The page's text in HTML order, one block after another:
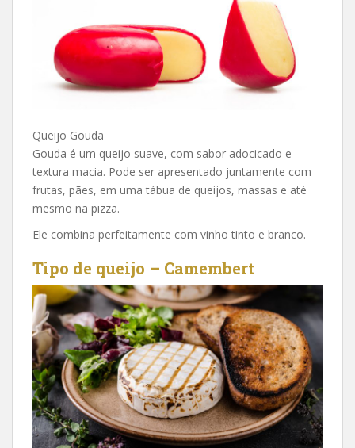
Queijo Gouda
Gouda é um queijo suave, com sabor adocicado e
textura macia. Pode ser apresentado juntamente com
frutas, pães, em uma tábua de queijos, massas e até
mesmo na pizza.
Ele combina perfeitamente com vinho tinto e branco.
Tipo de queijo – Camembert